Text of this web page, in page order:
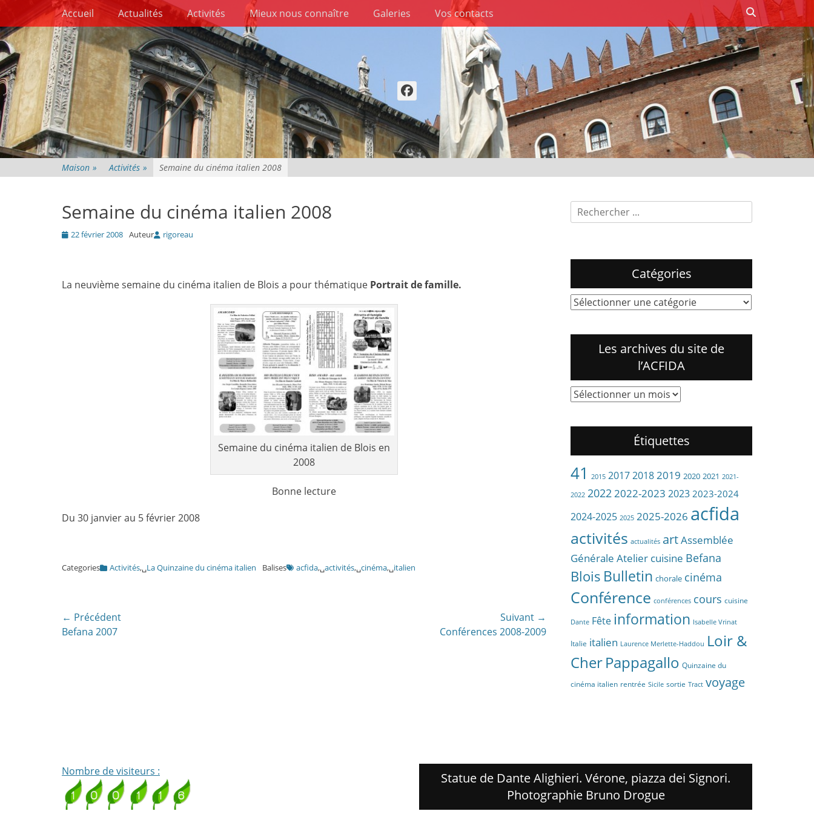
Passer
au
contenu
Premier menu
Accueil Actualités Activités Mieux nous connaître Galeries Vos contacts Recherche
Facebook
Maison » Activités » Semaine du cinéma italien 2008
Semaine du cinéma italien 2008
Posté22 février 2008 Auteur rigoreau
La neuvième semaine du cinéma italien de Blois a pour thématique Portrait de famille.
Semaine du cinéma italien de Blois en
2008
Bonne lecture
Du 30 janvier au 5 février 2008
Categories Activités,␣La Quinzaine du cinéma italien Balises acfida,␣activités,␣cinéma,␣italien
Navigation
de
← Précédent
Article
Befana 2007
Suivant →
Conférences 2008-2009
Recherche
pour:
Catégories
Catégories
Les archives du site de
l’ACFIDA
Les
l’ACFIDA
Étiquettes
41 2015 201720182019 2020 2021 2021-
2022 20222022-2023 2023 2023-2024
2024-2025 2025 2025-2026 acfida
activités actualités artAssemblée
Générale Atelier cuisine Befana
Blois Bulletin chorale cinéma
Conférence conférences cours cuisine
Dante Fête information Isabelle Vrinat
Italie italien Laurence Merlette-Haddou Loir &
CherPappagallo Quinzaine du
cinéma italien rentrée Sicile sortie Tract voyage
Nombre de visiteurs :
Statue de Dante Alighieri. Vérone, piazza dei Signori.
Photographie Bruno Drogue